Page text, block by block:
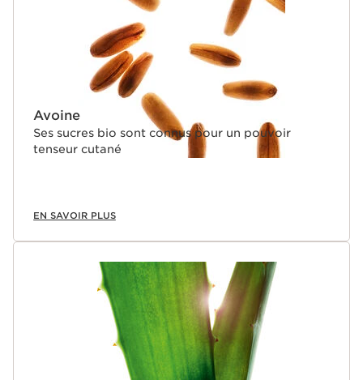
Avoine
Ses sucres bio sont connus pour un pouvoir
tenseur cutané
EN SAVOIR PLUS